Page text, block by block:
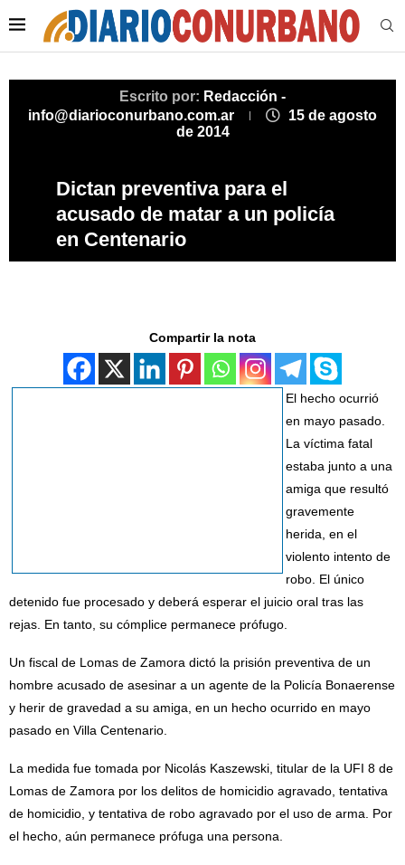
Escrito por: Redacción -
info@diarioconurbano.com.ar
15 de agosto
de 2014
Dictan preventiva para el
acusado de matar a un policía
en Centenario
Compartir la nota
El hecho ocurrió
en mayo pasado.
La víctima fatal
estaba junto a una
amiga que resultó
gravemente
herida, en el
violento intento de
robo. El único
detenido fue procesado y deberá esperar el juicio oral tras las
rejas. En tanto, su cómplice permanece prófugo.
Un fiscal de Lomas de Zamora dictó la prisión preventiva de un
hombre acusado de asesinar a un agente de la Policía Bonaerense
y herir de gravedad a su amiga, en un hecho ocurrido en mayo
pasado en Villa Centenario.
La medida fue tomada por Nicolás Kaszewski, titular de la UFI 8 de
Lomas de Zamora por los delitos de homicidio agravado, tentativa
de homicidio, y tentativa de robo agravado por el uso de arma. Por
el hecho, aún permanece prófuga una persona.